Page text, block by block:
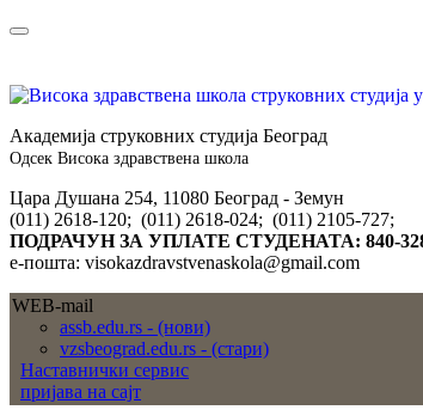
Академија струковних студија Београд
Одсек Висока здравствена школа
Цара Душана 254, 11080 Београд - Земун
(011) 2618-120; (011) 2618-024; (011) 2105-727;
ПОДРАЧУН ЗА УПЛАТЕ СТУДЕНАТА: 840-
е-пошта: visokazdravstvenaskola@gmail.com
WEB-mail
assb.edu.rs - (нови)
vzsbeograd.edu.rs - (стари)
Наставнички сервис
пријава на сајт